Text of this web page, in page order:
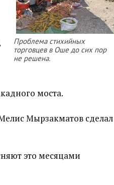
Проблема стихийных
торговцев в Оше до сих пор
не решена.
моста.
Мырзакматов сделал
это месяцами